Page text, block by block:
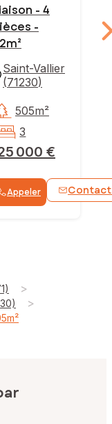
WhatsApp
- 4
-
Saint-Vallier
(71230)
000 €
505m²
3
Appeler
>
>